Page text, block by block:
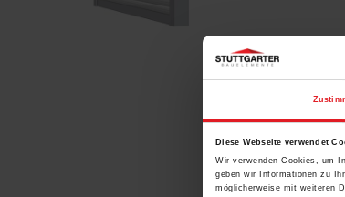
Diese Webseite verwendet
Wir verwenden Cookies, um
geben wir Informationen zu
möglicherweise mit weiteren